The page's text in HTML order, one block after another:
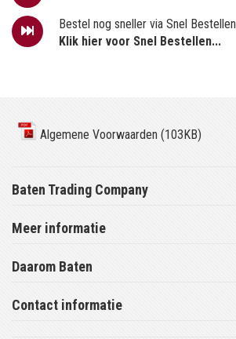
Bestel nog sneller via Snel Bestellen
Klik hier voor Snel Bestellen...
Algemene Voorwaarden (103KB)
Baten Trading Company
Meer informatie
Daarom Baten
Contact informatie